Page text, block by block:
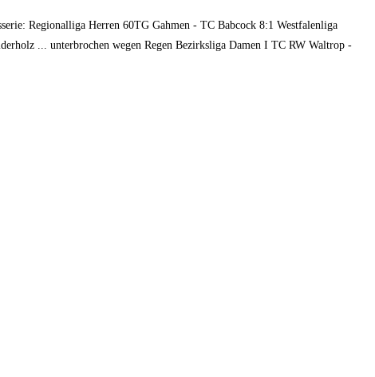
Regionalliga Herren 60TG Gahmen - TC Babcock 8:1 Westfalenliga
... unterbrochen wegen Regen Bezirksliga Damen I TC RW Waltrop -